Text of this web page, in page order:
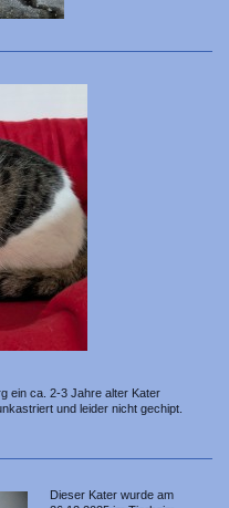
ein ca. 2-3 Jahre alter Kater
und leider nicht gechipt.
Dieser Kater wurde am